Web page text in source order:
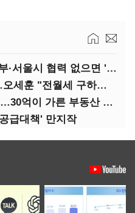
주택공급 '동상이몽'…정부·서울시 협력 없으면 '공수표'
세제개편에 ‘불안·불만’…오세훈 "전월세 구하기 더 힘들어질 것"
강남 관망·한강벨트 술렁…30억이 가른 부동산 민심
급대책' 만지작